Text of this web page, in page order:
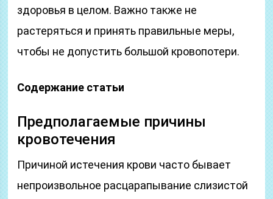
здоровья в целом. Важно также не
растеряться и принять правильные меры,
чтобы не допустить большой кровопотери.
Содержание статьи
Предполагаемые причины
кровотечения
Причиной истечения крови часто бывает
непроизвольное расцарапывание слизистой